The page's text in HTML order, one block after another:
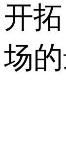
开
场的